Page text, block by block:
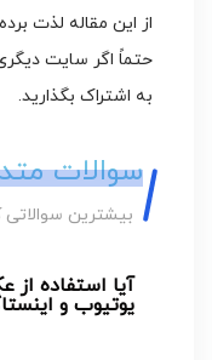
از این مقاله لذت
حتماً اگر سایت
به اشتراک بگذارید.
سوالات
بیشترین
آیا استفاده
یوتیوب و